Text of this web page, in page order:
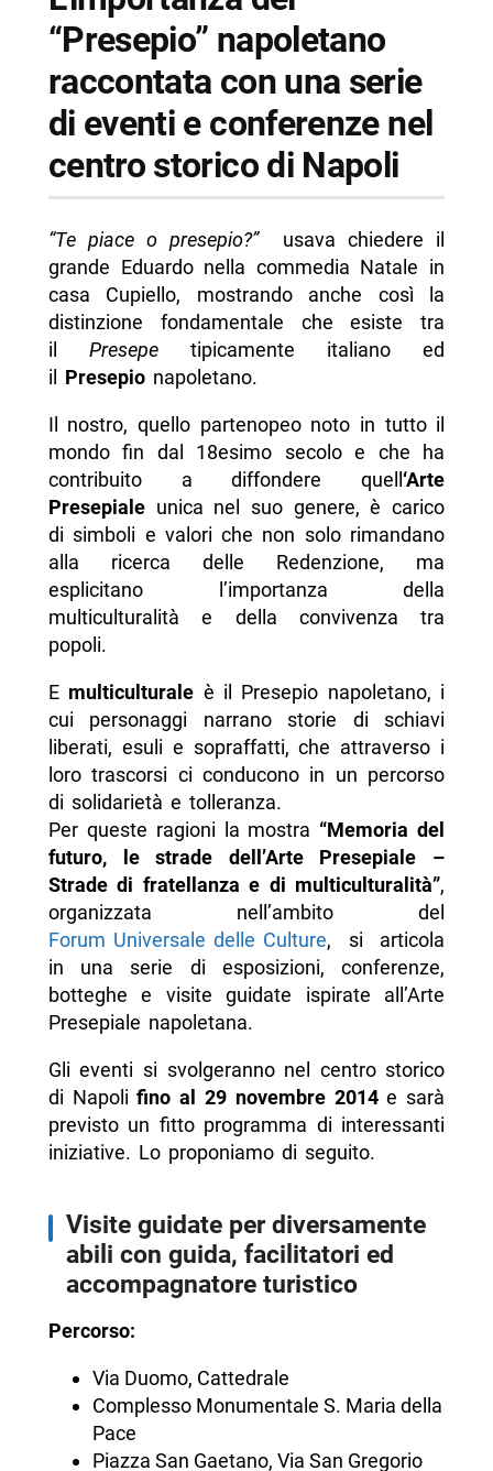
-- Informazioni Memoria del futuro, le strade
dell’Arte Presepiale a Napoli
-- Scopri di più da Napolike.it
“Presepio” napoletano
raccontata con una serie
di eventi e conferenze nel
centro storico di Napoli
“Te piace o presepio?”
usava chiedere il
grande Eduardo nella commedia Natale in
casa Cupiello, mostrando anche così la
distinzione fondamentale che esiste tra
il Presepe tipicamente italiano ed
il Presepionapoletano.
Il nostro, quello partenopeo noto in tutto il
mondo fin dal 18esimo secolo e che ha
contribuito a diffondere quell ‘Arte
Presepialeunica nel suo genere, è carico
di simboli e valori che non solo rimandano
alla ricerca delle Redenzione, ma
esplicitano l’importanza della
multiculturalità e della convivenza tra
popoli.
E multiculturale è il Presepio napoletano, i
cui personaggi narrano storie di schiavi
liberati, esuli e sopraffatti, che attraverso i
loro trascorsi ci conducono in un percorso
di solidarietà e tolleranza.
Per queste ragioni la mostra “Memoria del
futuro, le strade dell’Arte Presepiale –
Strade di fratellanza e di multiculturalità”,
organizzata nell’ambito del
Forum Universale delle Culture, si articola
in una serie di esposizioni, conferenze,
botteghe e visite guidate ispirate all’Arte
Presepiale napoletana.
Gli eventi si svolgeranno nel centro storico
di Napolifino al 29 novembre 2014e sarà
previsto un fitto programma di interessanti
iniziative. Lo proponiamo di seguito.
Visite guidate per diversamente
abili con guida, facilitatori ed
accompagnatore turistico
Percorso:
Via Duomo, Cattedrale
Complesso Monumentale S. Maria della
Pace
Piazza San Gaetano, Via San Gregorio